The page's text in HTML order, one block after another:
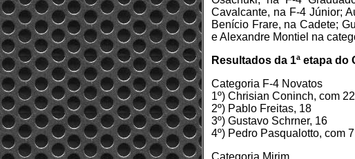
Cavalcante, na F-4 Júnior;
Benício Frare, na Cadete;
e Alexandre Montiel na
Resultados da 1ª etapa
Categoria F-4 Novatos
1º) Chrisian Coninch, com
2º) Pablo Freitas, 18
3º) Gustavo Schrner, 16
4º) Pedro Pasqualotto, com
Categoria Mirim